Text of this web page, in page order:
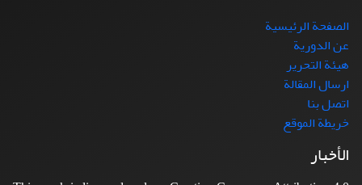
الصفحة الرئيسية
عن الدورية
هيئة التحرير
ارسال المقالة
اتصل بنا
خريطة الموقع
الأخبار